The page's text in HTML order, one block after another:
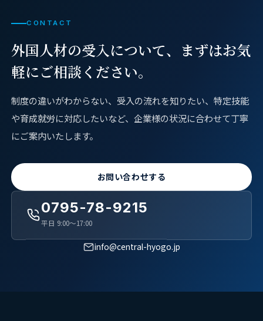
CONTACT
外国人材の受入について、 まずはお気
軽にご相談ください。
制度の違いがわからない、受入の流れを知りたい、特定技能
や育成就労に対応したいなど、企業様の状況に合わせて丁寧
にご案内いたします。
お問い合わせする
0795-78-9215
平日 9:00〜17:00
info@central-hyogo.jp